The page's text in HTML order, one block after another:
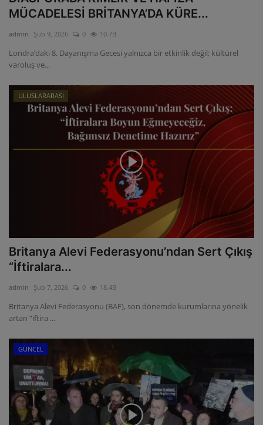
MÜCADELESİ BRİTANYA’DA KÜRE...
admin Şub 9, 2026 0 10.7B
Londra’daki 8. Dayanışma Gecesi yalnızca bir etkinlik değil; kültürel
varoluş ve...
ULUSLARARASI
Britanya Alevi Federasyonu’ndan Sert Çıkış
“İftiralara...
admin Şub 7, 2026 0 18.4B
Britanya Alevi Federasyonu (BAF), son dönemde kurumlarına yönelik
artan “iftira ...
GÜNCEL